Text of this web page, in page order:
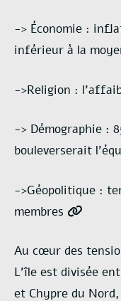
-> Économie :
inférieur à la
->Religion :
-> Démographie :
bouleverserait
->Géopolitique :
membres
Au cœur des
L’île est divisée
et Chypre du